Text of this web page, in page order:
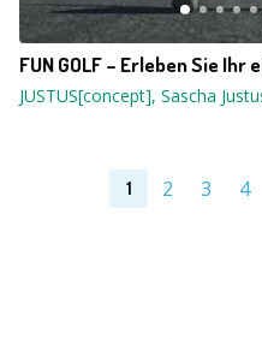
FUN GOLF – Erleben Sie
JUSTUS[concept], Sascha
1 2 3 4